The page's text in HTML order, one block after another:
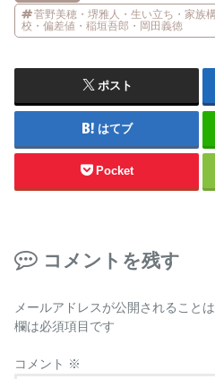
菅野美穂・堺雅人・生い立ち・家族
校・偏差値・稲垣吾郎・岡田義徳
ポスト
はてブ
Pocket
コメントを残す
メールアドレスが公開されることは
欄は必須項目です
コメント ※